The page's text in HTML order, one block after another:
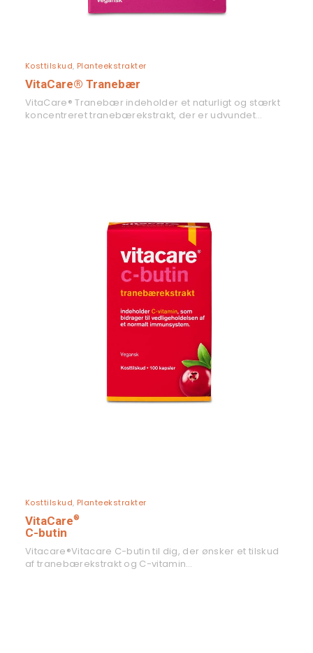
LÆS MERE
Kosttilskud, Planteekstrakter
VitaCare® Tranebær
VitaCare® Tranebær indeholder et naturligt og stærkt
koncentreret tranebærekstrakt, der er udvundet…
LÆS MERE
Kosttilskud, Planteekstrakter
VitaCare®
C-butin
Vitacare®Vitacare C-butin til dig, der ønsker et tilskud
af tranebærekstrakt og C-vitamin…